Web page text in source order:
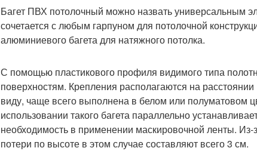
Багет ПВХ потолочный можно назвать универсальным
сочетается с любым гарпуном для потолочной
алюминиевого багета для натяжного потолка.
С помощью пластикового профиля видимого типа
поверхностям. Крепления располагаются на расстоянии
виду, чаще всего выполнена в белом или полуматовом
использовании такого багета параллельно
необходимость в применении маскировочной ленты.
потери по высоте в этом случае составляют всего 3 см.